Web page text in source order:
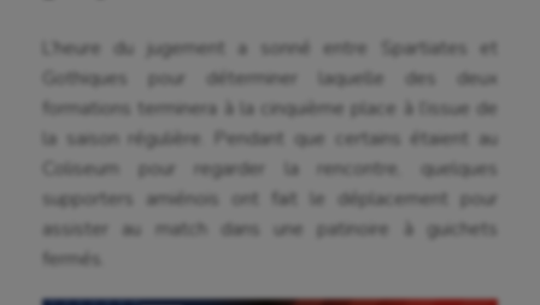
L’heure du jugement a sonné entre Spartiates et
Gothiques pour déterminer laquelle des deux
formations terminera à la cinquième place à l’issue de
la saison régulière. Pendant que certains étaient au
Coliseum pour regarder la rencontre, quelques
supporters amiénois ont fait le déplacement pour
assister au match dans une patinoire à guichets
fermés.